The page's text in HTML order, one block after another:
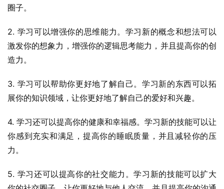
圈子。
2. 学习可以增强你的思维能力。学习新的概念和想法可以
激发你的想象力，增强你的逻辑思考能力，并且提高你的创
造力。
3. 学习可以帮助你更好地了解自己。学习新的东西可以拓
展你的知识领域，让你更好地了解自己的爱好和兴趣。
4. 学习还可以提高你的健康和幸福感。学习新的技能可以让
你感到充实和满足，提高你的睡眠质量，并且减轻你的压
力。
5. 学习还可以提高你的社交能力。学习新的技能可以扩大